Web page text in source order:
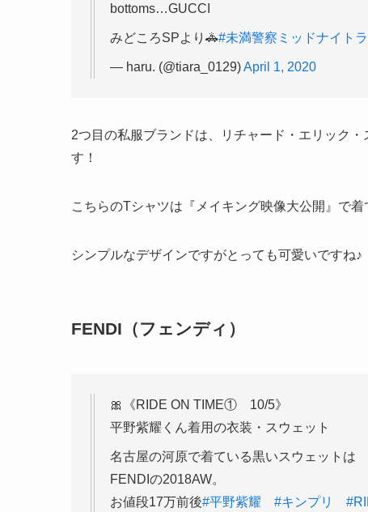
bottoms…GUCCI
みどころSPより🚓#未満警察ミッドナイト
— haru. (@tiara_0129)April 1, 2020
2つ目の私服ブランドは、リチャード・エリック
す！
こちらのTシャツは 『メイキング映像大公開』 で着
シンプルなデザインですがとっても可愛いですね♪
FENDI（フェンディ）
🎀《RIDE ON TIME① 10/5》
平野紫耀くん着用の衣装・スウェット
名古屋の河原で着ている黒いスウェットは
FENDIの2018AW。
お値段17万前後#平野紫耀 #キンプリ